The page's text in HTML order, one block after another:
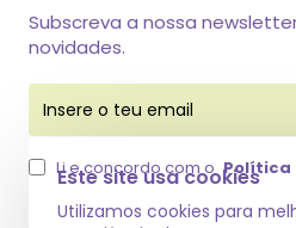
Este site usa cookies
Utilizamos cookies para
Subscreva a nossa
novidades.
Insere
teu
emailLi e concordo com o Política